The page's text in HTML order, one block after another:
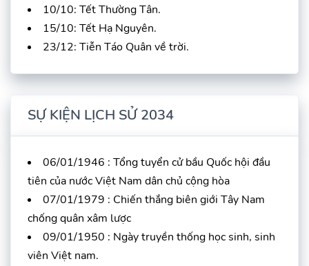
10/10: Tết Thường Tân.
15/10: Tết Hạ Nguyên.
23/12: Tiễn Táo Quân về trời.
SỰ KIỆN LỊCH SỬ 2034
06/01/1946 : Tổng tuyển cử bầu Quốc hội đầu
tiên của nước Việt Nam dân chủ cộng hòa
07/01/1979 : Chiến thắng biên giới Tây Nam
chống quân xâm lược
09/01/1950 : Ngày truyền thống học sinh, sinh
viên Việt nam.